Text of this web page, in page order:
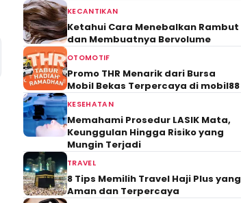
KECANTIKAN
Ketahui Cara Menebalkan Rambut
dan Membuatnya Bervolume
OTOMOTIF
Promo THR Menarik dari Bursa
Mobil Bekas Terpercaya di mobil88
KESEHATAN
Memahami Prosedur LASIK Mata,
Keunggulan Hingga Risiko yang
Mungin Terjadi
TRAVEL
8 Tips Memilih Travel Haji Plus yang
Aman dan Terpercaya